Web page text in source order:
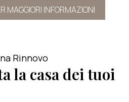
MAGGIORI INFORMAZIONI
la casa dei tuoi